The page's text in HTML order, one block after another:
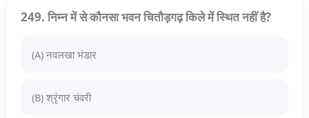
249. निम्न में से कौनसा भवन चितौड़गढ़ किले में स्थित नहीं है?
(A) नवलखा भंडार
(B) श्रृंगार चंवरी